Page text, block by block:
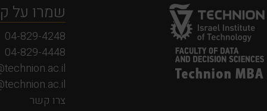
שמרו על
04-829-4248
04-829-4448
צרו קשר